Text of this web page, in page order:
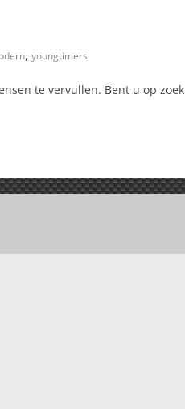
, youngtimers
te vervullen. Bent u op zoek